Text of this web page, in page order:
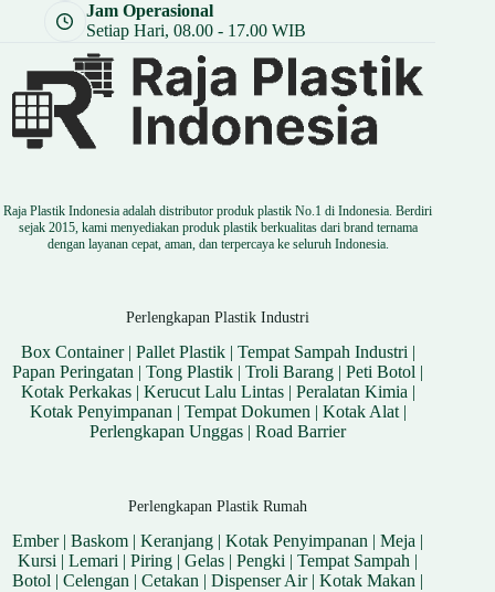
Jam Operasional
Setiap Hari, 08.00 - 17.00 WIB
Raja Plastik Indonesia adalah distributor produk plastik No.1 di Indonesia. Berdiri
sejak 2015, kami menyediakan produk plastik berkualitas dari brand ternama
dengan layanan cepat, aman, dan terpercaya ke seluruh Indonesia.
Perlengkapan Plastik Industri
Box Container| Pallet Plastik| Tempat Sampah Industri |
Papan Peringatan |Tong Plastik |Troli Barang |Peti Botol |
Kotak Perkakas| Kerucut Lalu Lintas| Peralatan Kimia |
Kotak Penyimpanan | Tempat Dokumen | Kotak Alat|
Perlengkapan Unggas |Road Barrier
Perlengkapan Plastik Rumah
Ember|Baskom |Keranjang |Kotak Penyimpanan |Meja |
Kursi |Lemari |Piring |Gelas |Pengki |Tempat Sampah |
Botol |Celengan |Cetakan |Dispenser Air|Kotak Makan |